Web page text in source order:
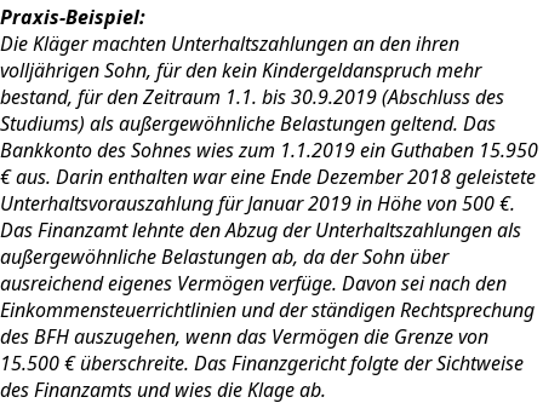
Praxis-Beispiel:
Die Kläger machten Unterhaltszahlungen an den ihren
volljährigen Sohn, für den kein Kindergeldanspruch mehr
bestand, für den Zeitraum 1.1. bis 30.9.2019 (Abschluss des
Studiums) als außergewöhnliche Belastungen geltend. Das
Bankkonto des Sohnes wies zum 1.1.2019 ein Guthaben 15.950
€ aus. Darin enthalten war eine Ende Dezember 2018 geleistete
Unterhaltsvorauszahlung für Januar 2019 in Höhe von 500 €.
Das Finanzamt lehnte den Abzug der Unterhaltszahlungen als
außergewöhnliche Belastungen ab, da der Sohn über
ausreichend eigenes Vermögen verfüge. Davon sei nach den
Einkommensteuerrichtlinien und der ständigen Rechtsprechung
des BFH auszugehen, wenn das Vermögen die Grenze von
15.500 € überschreite. Das Finanzgericht folgte der Sichtweise
des Finanzamts und wies die Klage ab.